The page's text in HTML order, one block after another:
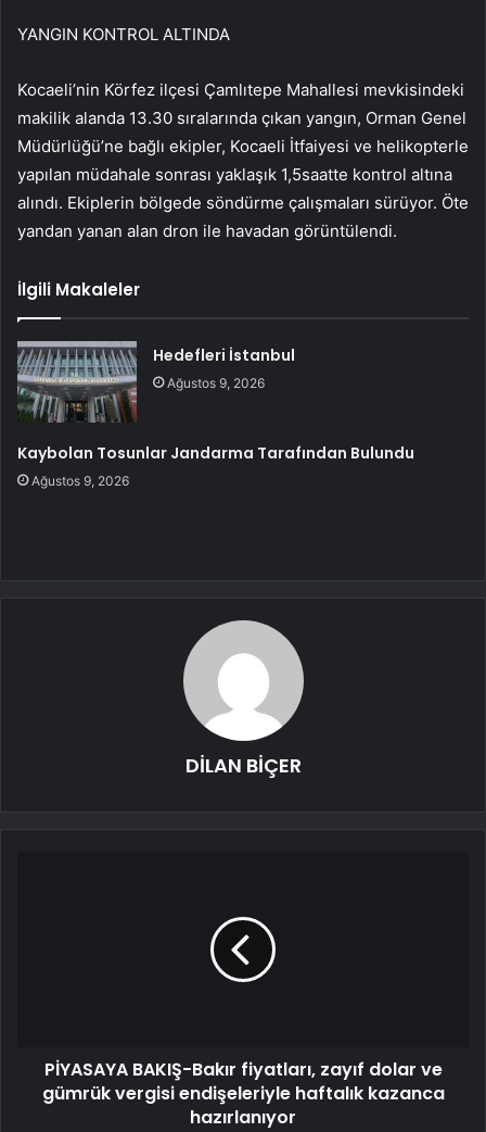
YANGIN KONTROL ALTINDA
Kocaeli’nin Körfez ilçesi Çamlıtepe Mahallesi mevkisindeki
makilik alanda 13.30 sıralarında çıkan yangın, Orman Genel
Müdürlüğü’ne bağlı ekipler, Kocaeli İtfaiyesi ve helikopterle
yapılan müdahale sonrası yaklaşık 1,5saatte kontrol altına
alındı. Ekiplerin bölgede söndürme çalışmaları sürüyor. Öte
yandan yanan alan dron ile havadan görüntülendi.
İlgili Makaleler
Hedefleri İstanbul
Ağustos 9, 2026
Kaybolan Tosunlar Jandarma Tarafından Bulundu
Ağustos 9, 2026
DİLAN BİÇER
PİYASAYA BAKIŞ-Bakır fiyatları, zayıf dolar ve
gümrük vergisi endişeleriyle haftalık kazanca
hazırlanıyor